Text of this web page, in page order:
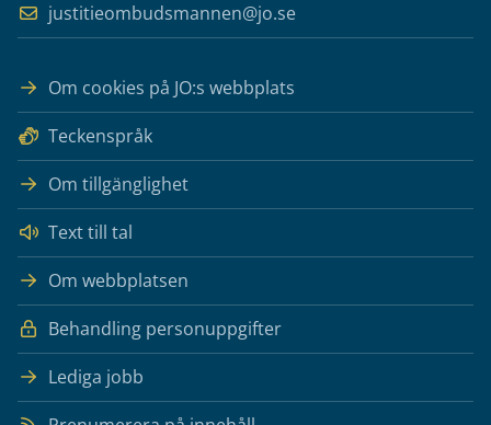
justitieombudsmannen@jo.se
Om cookies på JO:s webbplats
Teckenspråk
Om tillgänglighet
Text till tal
Om webbplatsen
Behandling personuppgifter
Lediga jobb